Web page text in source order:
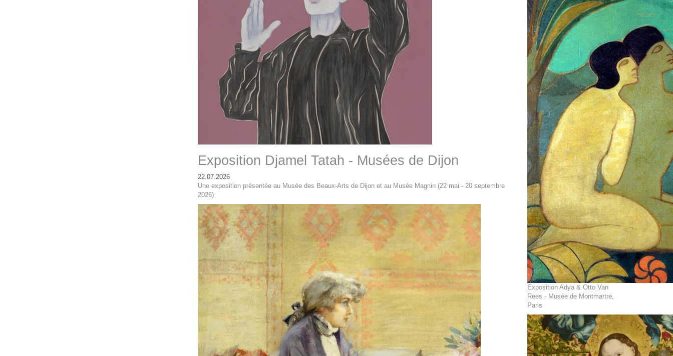
Exposition Djamel Tatah - Musées de Dijon
22.07.2026
Une exposition présentée au Musée des Beaux-Arts de Dijon et au Musée Magnin (22 mai - 20 septembre
2026)
Exposition Adya & Otto Van
Rees - Musée de Montmartre,
Paris